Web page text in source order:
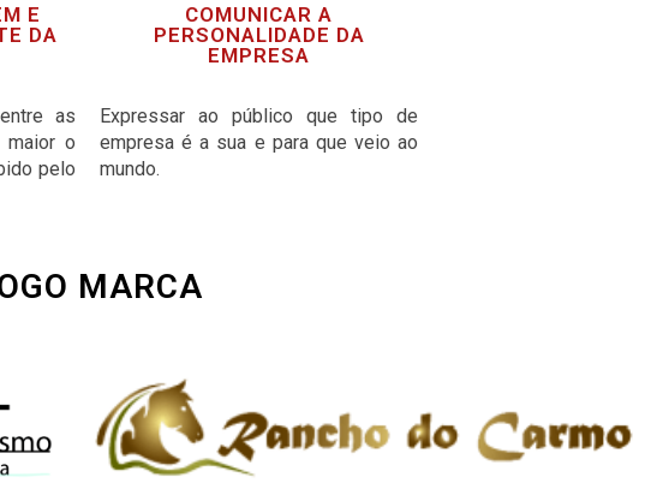
E
DA
as
maior o
pelo
COMUNICAR A
PERSONALIDADE DA
EMPRESA
Expressar ao público que tipo de
empresa é a sua e para que veio ao
mundo.
MARCA